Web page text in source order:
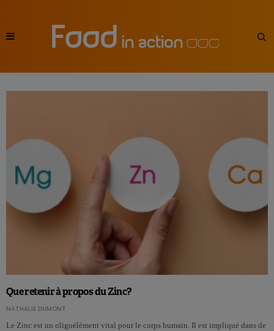
Que retenir à propos du Zinc?
NATHALIE DUMONT
Le Zinc est un oligoélément vital pour le corps humain. Il est impliqué dans de